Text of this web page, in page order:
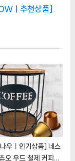
ㅣ추천상품]
우ㅣ인기상품] 네스
오 우드 철제 커피캡